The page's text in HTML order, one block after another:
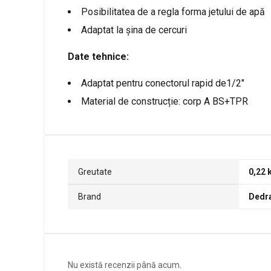
Posibilitatea de a regla forma jetului de apă
Adaptat la șina de cercuri
Date tehnice:
Adaptat pentru conectorul rapid de1/2″
Material de construcție: corp A BS+TPR
Greutate 0,22
Brand
Nu există recenzii până acum.